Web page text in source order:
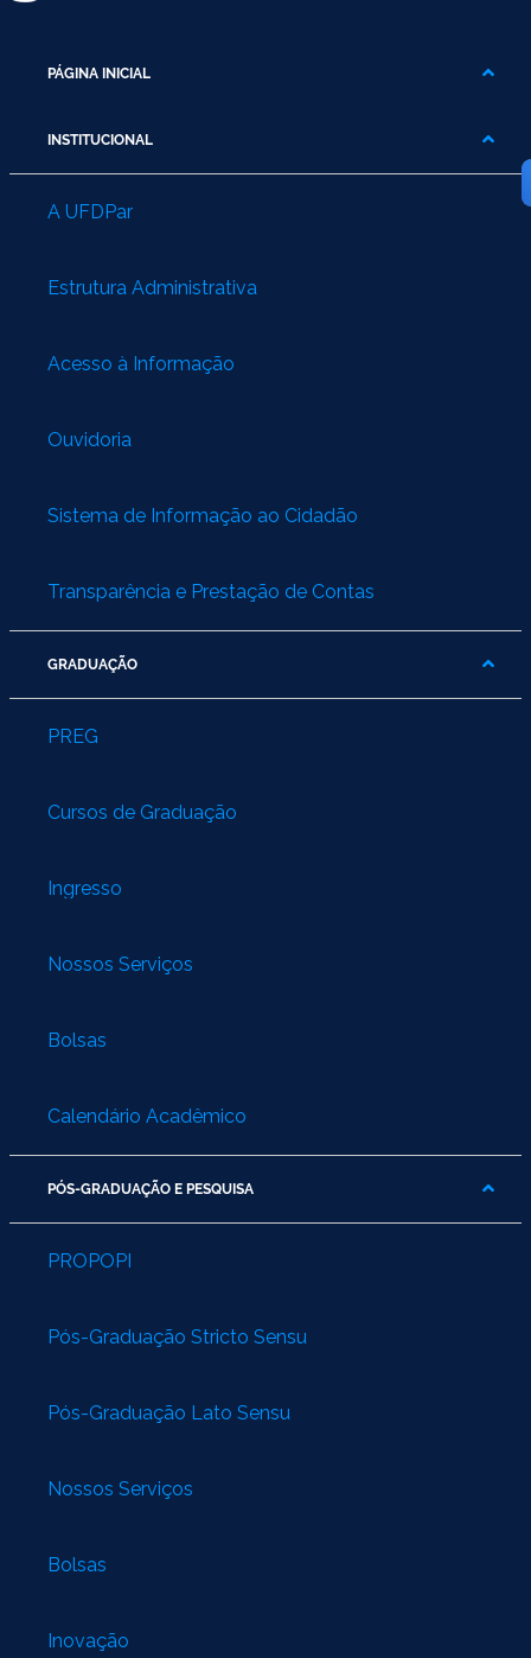
PÁGINA INICIAL
INSTITUCIONAL
A UFDPar
Estrutura Administrativa
Acesso à Informação
Ouvidoria
Sistema de Informação ao Cidadão
Transparência e Prestação de Contas
GRADUAÇÃO
PREG
Cursos de Graduação
Ingresso
Nossos Serviços
Bolsas
Calendário Acadêmico
PÓS-GRADUAÇÃO E PESQUISA
PROPOPI
Pós-Graduação Stricto Sensu
Pós-Graduação Lato Sensu
Nossos Serviços
Bolsas
Inovação